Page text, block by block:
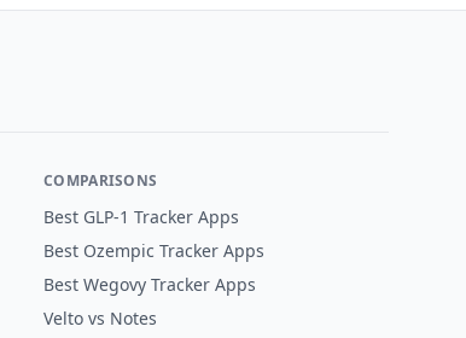
COMPARISONS
Best GLP-1 Tracker Apps
Best Ozempic Tracker Apps
Best Wegovy Tracker Apps
Velto vs Notes